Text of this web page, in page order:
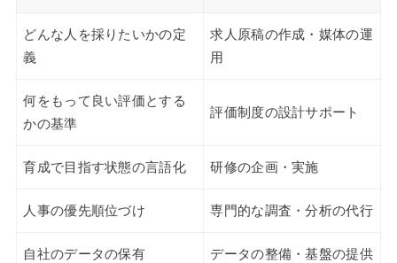
どんな人を採りたいかの定
義
求人原稿の作成・媒体の運
用
何をもって良い評価とする
かの基準
評価制度の設計サポート
育成で目指す状態の言語化 研修の企画・実施
人事の優先順位づけ 専門的な調査・分析の代行
自社のデータの保有 データの整備・基盤の提供